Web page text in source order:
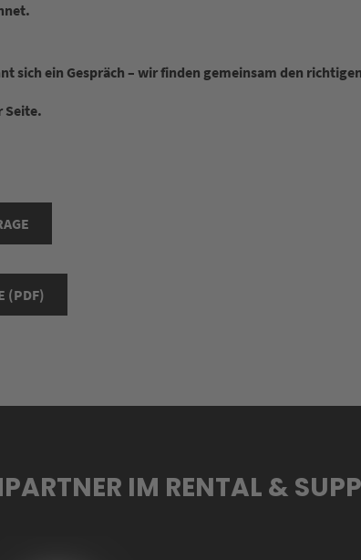
sich ein Gespräch – wir finden gemeinsam den
Seite.
(PDF)
IM RENTAL &